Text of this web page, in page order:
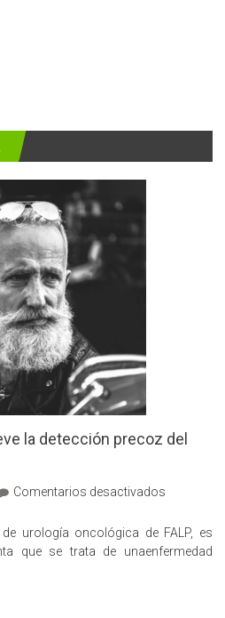
la detección precoz del
Comentarios desactivados
Cargo»,
promueve
urología oncológica de FALP, es
que se trata de unaenfermedad